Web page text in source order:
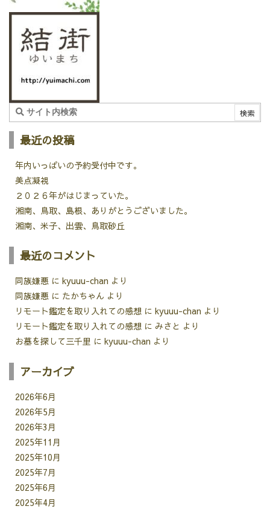
最近の投稿
年内いっぱいの予約受付中です。
美点凝視
２０２６年がはじまっていた。
湘南、鳥取、島根、ありがとうございました。
湘南、米子、出雲、鳥取砂丘
最近のコメント
同族嫌悪 に kyuuu-chan より
同族嫌悪 に たかちゃん より
リモート鑑定を取り入れての感想 に kyuuu-chan より
リモート鑑定を取り入れての感想 に みさと より
お墓を探して三千里 に kyuuu-chan より
アーカイブ
2026年6月
2026年5月
2026年3月
2025年11月
2025年10月
2025年7月
2025年6月
2025年4月